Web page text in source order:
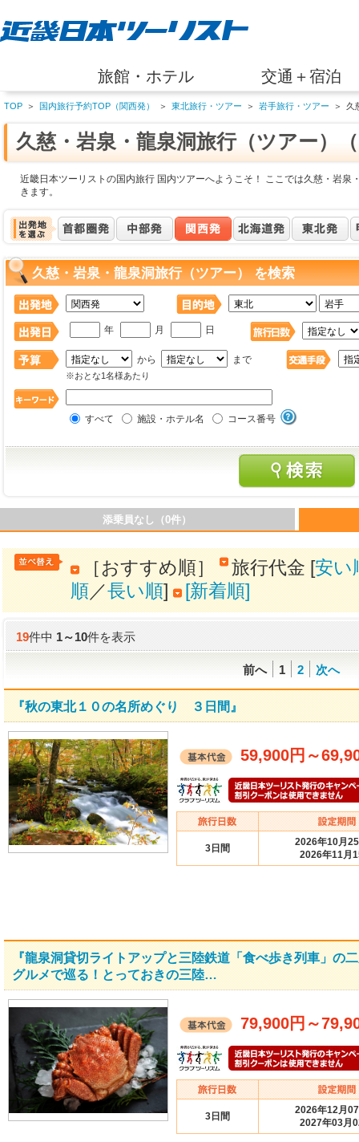
旅館・ホテル 交通＋宿泊
TOP ＞ 国内旅行予約TOP（関西発） ＞ 東北旅行・ツアー ＞ 岩手旅行・ツアー ＞ 久
久慈・岩泉・龍泉洞旅行（ツアー）
近畿日本ツーリストの国内旅行 国内ツアーへようこそ！ ここでは久慈・岩泉
きます。
久慈・岩泉・龍泉洞旅行（ツアー） を検索
年 月 日
から まで
※おとな1名様あたり
すべて 施設・ホテル名 コース番号
添乗員なし（0件）
［おすすめ順］ 旅行代金 [安い
順／長い順] [新着順]
19件中1～10件を表示
前へ 1 2 次へ
『秋の東北１０の名所めぐり ３日間』
59,900円 ～
3日間
2026年10月
2026年11月
『龍泉洞貸切ライトアップと三陸鉄道「食べ歩き列車」
グルメで巡る！とっておきの三陸…
79,900円 ～
3日間
2026年12月
2027年03月